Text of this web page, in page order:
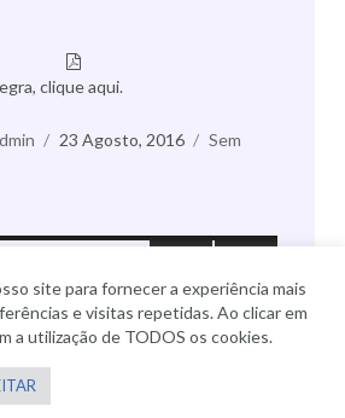
clique aqui.
Publicado
23 Agosto, 2016 Categorias
Sem
PÁGIN
A
ANTER
reserved © My Change
site para fornecer a experiência mais
e visitas repetidas. Ao clicar em
a utilização de TODOS os cookies.